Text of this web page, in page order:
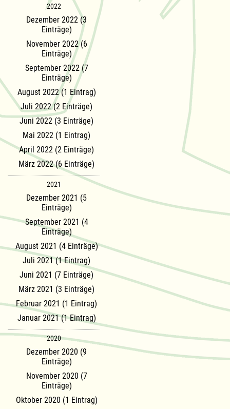
2022
Dezember 2022 (3
Einträge)
November 2022 (6
Einträge)
September 2022 (7
Einträge)
August 2022 (1 Eintrag)
Juli 2022 (2 Einträge)
Juni 2022 (3 Einträge)
Mai 2022 (1 Eintrag)
April 2022 (2 Einträge)
März 2022 (6 Einträge)
2021
Dezember 2021 (5
Einträge)
September 2021 (4
Einträge)
August 2021 (4 Einträge)
Juli 2021 (1 Eintrag)
Juni 2021 (7 Einträge)
März 2021 (3 Einträge)
Februar 2021 (1 Eintrag)
Januar 2021 (1 Eintrag)
2020
Dezember 2020 (9
Einträge)
November 2020 (7
Einträge)
Oktober 2020 (1 Eintrag)